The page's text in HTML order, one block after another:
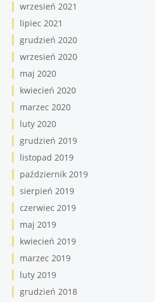
wrzesień 2021
lipiec 2021
grudzień 2020
wrzesień 2020
maj 2020
kwiecień 2020
marzec 2020
luty 2020
grudzień 2019
listopad 2019
październik 2019
sierpień 2019
czerwiec 2019
maj 2019
kwiecień 2019
marzec 2019
luty 2019
grudzień 2018